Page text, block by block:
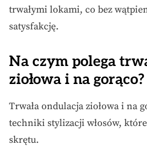
trwałymi lokami, co bez
satysfakcję.
Na czym polega
ziołowa i na gorąco?
Trwała ondulacja ziołowa i na
techniki stylizacji włosów,
skrętu.